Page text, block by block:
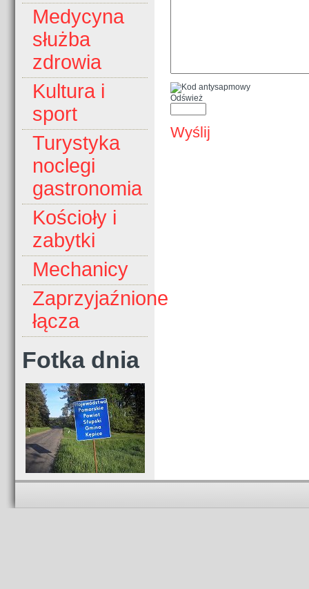
Medycyna
służba
zdrowia
Kultura i
sport
Turystyka
noclegi
gastronomia
Kościoły i
zabytki
Mechanicy
Zaprzyjaźnione
łącza
Fotka dnia
Odśwież
Wyślij